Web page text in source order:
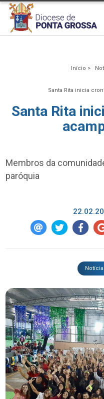
Início >
Santa Rita inicia
Santa Rita
Membros da
paróquia